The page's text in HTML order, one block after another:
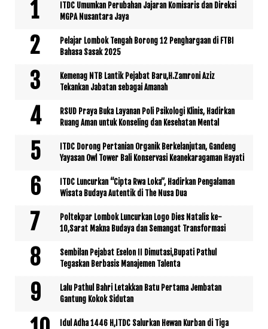
ITDC Umumkan Perubahan Jajaran Komisaris dan Direksi
MGPA Nusantara Jaya
Pelajar Lombok Tengah Borong 12 Penghargaan di FTBI
Bahasa Sasak 2025
Kemenag NTB Lantik Pejabat Baru,H.Zamroni Aziz
Tekankan Jabatan sebagai Amanah
RSUD Praya Buka Layanan Poli Psikologi Klinis, Hadirkan
Ruang Aman untuk Konseling dan Kesehatan Mental
ITDC Dorong Pertanian Organik Berkelanjutan, Gandeng
Yayasan Owl Tower Bali Konservasi Keanekaragaman Hayati
ITDC Luncurkan “Cipta Rwa Loka”, Hadirkan Pengalaman
Wisata Budaya Autentik di The Nusa Dua
Poltekpar Lombok Luncurkan Logo Dies Natalis ke-
10,Sarat Makna Budaya dan Semangat Transformasi
Sembilan Pejabat Eselon II Dimutasi,Bupati Pathul
Tegaskan Berbasis Manajemen Talenta
Lalu Pathul Bahri Letakkan Batu Pertama Jembatan
Gantung Kokok Sidutan
Idul Adha 1446 H,ITDC Salurkan Hewan Kurban di Tiga